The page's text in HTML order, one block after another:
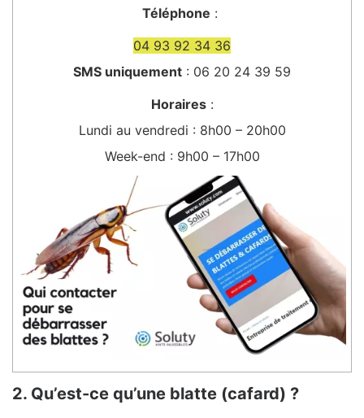
Téléphone :
04 93 92 34 36
SMS uniquement : 06 20 24 39 59
Horaires:
Lundi au vendredi : 8h00 – 20h00
Week-end : 9h00 – 17h00
2. Qu’est-ce qu’une blatte (cafard) ?